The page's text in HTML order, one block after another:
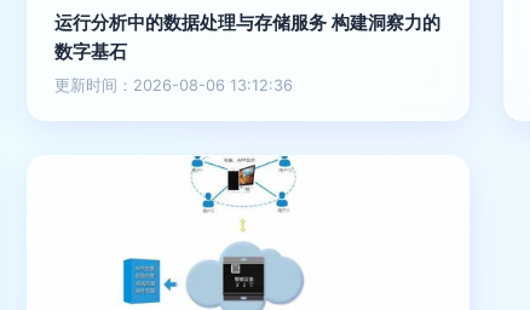
运行分析中的数据处理与存储服务 构建洞察力的
数字基石
更新时间：2026-08-06 13:12:36